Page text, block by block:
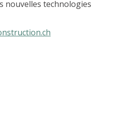
nouvelles technologies